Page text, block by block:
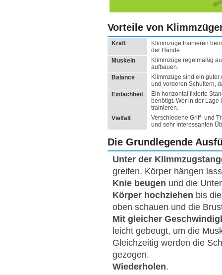
Vorteile von
Kraft
Klimmzüge trainieren
der Hände.
Muskeln
Klimmzüge regelmäßig
aufbauen.
Balance
Klimmzüge sind ein
und vorderen Schultern,
Einfachheit
Ein horizontal fixierte
benötigt. Wer in der
trainieren.
Vielfalt
Verschiedene Griff- und
und sehr interessanten
Die Grundlegende
Unter der
greifen. Körper hängen
Knie beugen und die
Körper hochziehen bis
oben schauen und die
Mit gleicher
leicht gebeugt, um die
Gleichzeitig werden die
gezogen.
Wiederholen.